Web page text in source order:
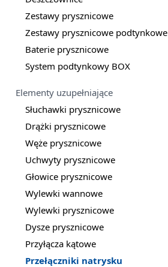
Zestawy prysznicowe
Zestawy prysznicowe podtynkowe
Baterie prysznicowe
System podtynkowy BOX
Elementy uzupełniające
Słuchawki prysznicowe
Drążki prysznicowe
Węże prysznicowe
Uchwyty prysznicowe
Głowice prysznicowe
Wylewki wannowe
Wylewki prysznicowe
Dysze prysznicowe
Przyłącza kątowe
Przełączniki natrysku